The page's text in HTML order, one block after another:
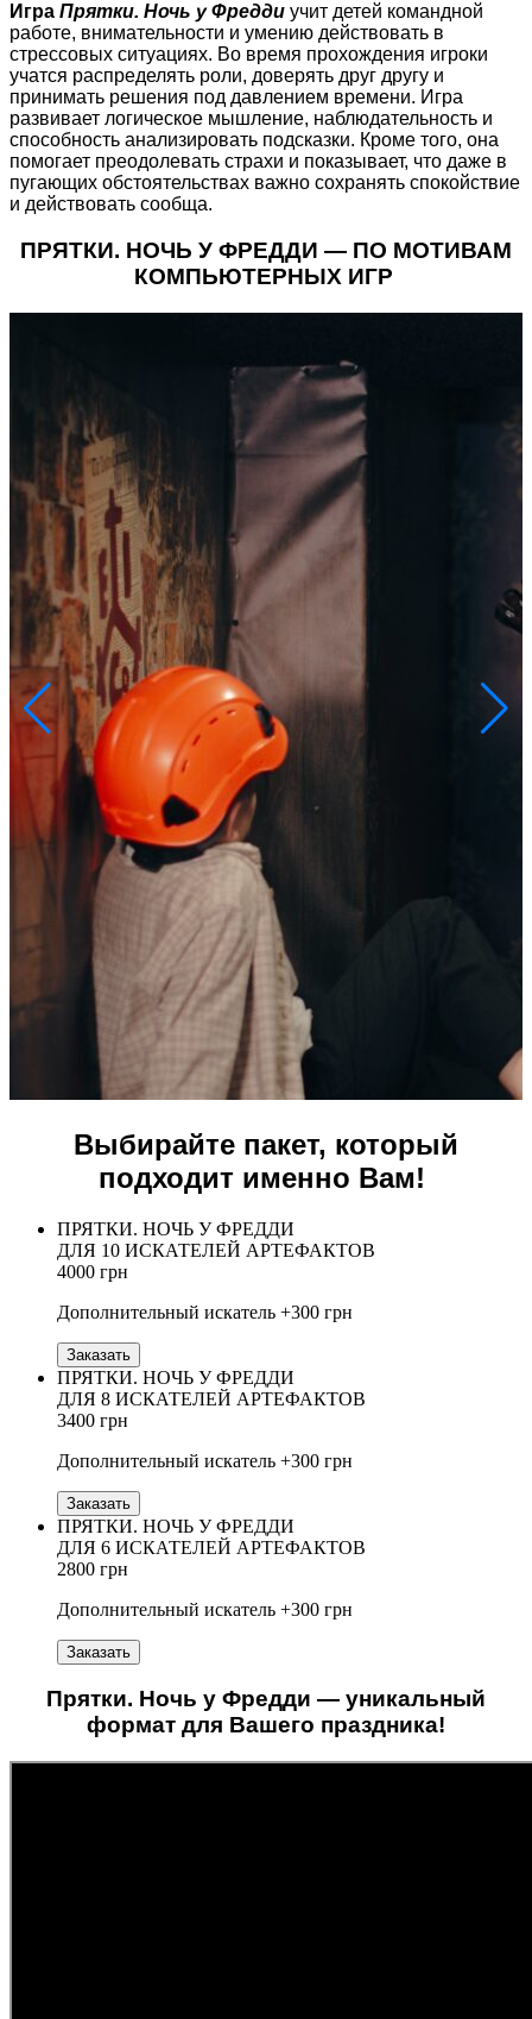
Игра Прятки. Ночь у Фредди учит детей командной
работе, внимательности и умению действовать в
стрессовых ситуациях. Во время прохождения игроки
учатся распределять роли, доверять друг другу и
принимать решения под давлением времени. Игра
развивает логическое мышление, наблюдательность и
способность анализировать подсказки. Кроме того, она
помогает преодолевать страхи и показывает, что даже в
пугающих обстоятельствах важно сохранять спокойствие
и действовать сообща.
ПРЯТКИ. НОЧЬ У ФРЕДДИ — ПО МОТИВАМ
КОМПЬЮТЕРНЫХ ИГР
Выбирайте пакет, который
подходит именно Вам!
ПРЯТКИ. НОЧЬ У ФРЕДДИ
ДЛЯ 10 ИСКАТЕЛЕЙ АРТЕФАКТОВ
4000 грн
Дополнительный искатель +300 грн
Заказать
ПРЯТКИ. НОЧЬ У ФРЕДДИ
ДЛЯ 8 ИСКАТЕЛЕЙ АРТЕФАКТОВ
3400 грн
Дополнительный искатель +300 грн
Заказать
ПРЯТКИ. НОЧЬ У ФРЕДДИ
ДЛЯ 6 ИСКАТЕЛЕЙ АРТЕФАКТОВ
2800 грн
Дополнительный искатель +300 грн
Заказать
Прятки. Ночь у Фредди — уникальный
формат для Вашего праздника!